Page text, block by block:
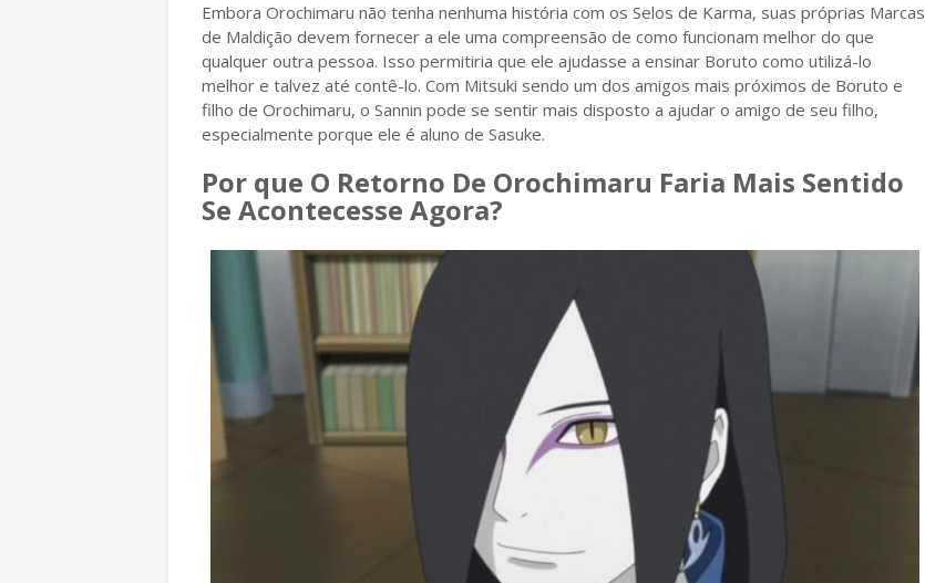
Embora Orochimaru não tenha nenhuma história com os Selos de Karma, suas próprias Marcas
de Maldição devem fornecer a ele uma compreensão de como funcionam melhor do que
qualquer outra pessoa. Isso permitiria que ele ajudasse a ensinar Boruto como utilizá-lo
melhor e talvez até contê-lo. Com Mitsuki sendo um dos amigos mais próximos de Boruto e
filho de Orochimaru, o Sannin pode se sentir mais disposto a ajudar o amigo de seu filho,
especialmente porque ele é aluno de Sasuke.
Por que O Retorno De Orochimaru Faria Mais Sentido
Se Acontecesse Agora?